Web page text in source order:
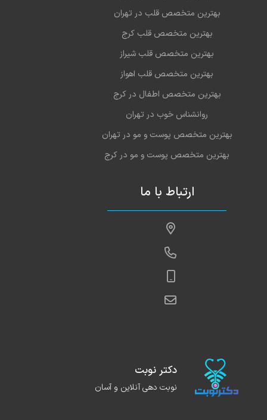
بهترین متخصص قلب در تهران
بهترین متخصص قلب کرج
بهترین متخصص قلب شیراز
بهترین متخصص قلب اهواز
بهترین متخصص اطفال در کرج
روانشناس خوب در تهران
بهترین متخصص پوست و مو در تهران
بهترین متخصص پوست و مو در کرج
ارتباط با ما
دکتر نوبت
نوبت دهی آنلاین و آسان